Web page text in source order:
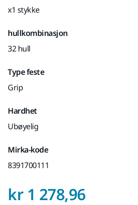
x1 stykke
hullkombinasjon
32 hull
Type feste
Grip
Hardhet
Ubøyelig
Mirka-kode
8391700111
kr 1 278,96Pris